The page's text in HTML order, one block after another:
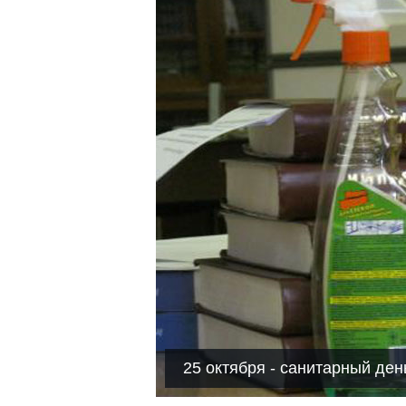
25 октября - санитарный